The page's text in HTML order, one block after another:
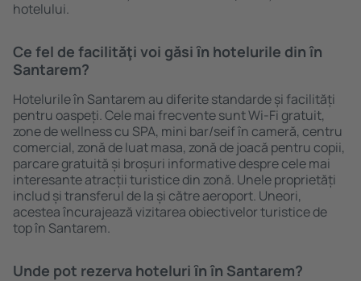
hotelului.
Ce fel de facilităţi voi găsi ȋn hotelurile din în
Santarem?
Hotelurile în Santarem au diferite standarde și facilități
pentru oaspeți. Cele mai frecvente sunt Wi-Fi gratuit,
zone de wellness cu SPA, mini bar/seif în cameră, centru
comercial, zonă de luat masa, zonă de joacă pentru copii,
parcare gratuită și broșuri informative despre cele mai
interesante atracții turistice din zonă. Unele proprietăți
includ și transferul de la și către aeroport. Uneori,
acestea încurajează vizitarea obiectivelor turistice de
top în Santarem.
Unde pot rezerva hoteluri ȋn în Santarem?